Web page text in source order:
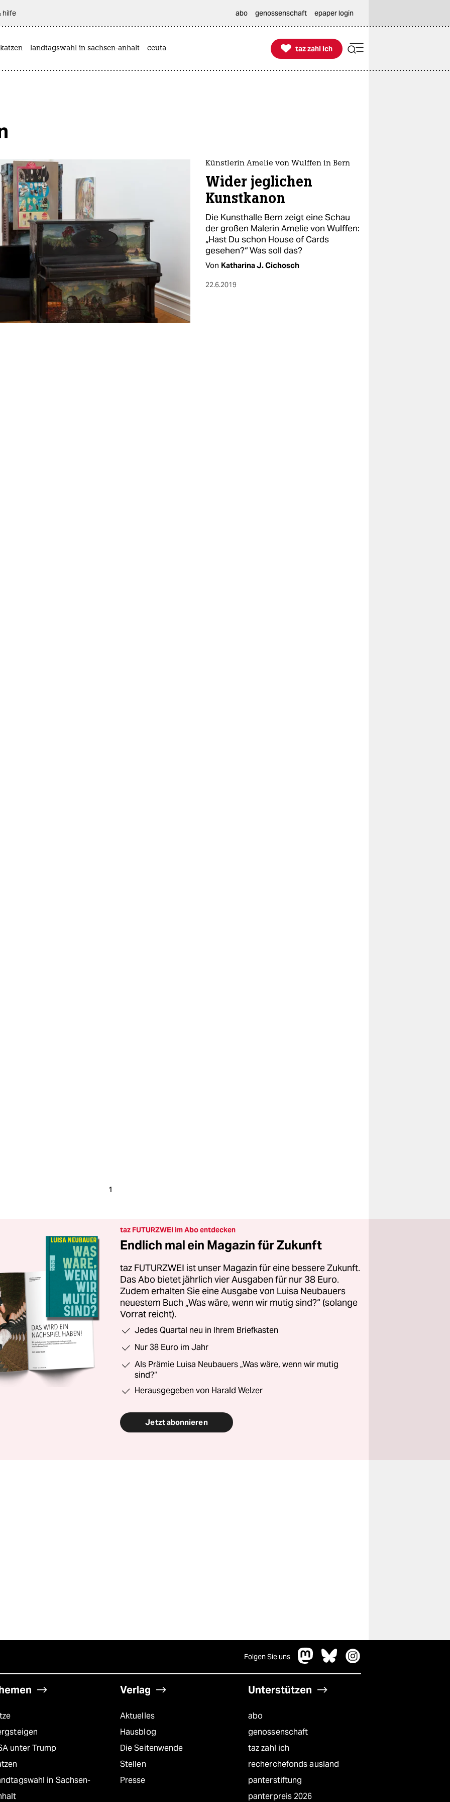
hilfe abo genossenschaft epaper login
katzen landtagswahl in sachsen-anhalt ceuta 
taz zahl ich
taz zahl ich
Künstlerin Amelie von Wulffen in Bern
Wider jeglichen
Kunstkanon
Die Kunsthalle Bern zeigt eine Schau
der großen Malerin Amelie von Wulffen:
„Hast Du schon House of Cards
gesehen?“ Was soll das?
Von Katharina J. Cichosch
22.6.2019
1
taz FUTURZWEI im Abo entdecken
Endlich mal ein Magazin für Zukunft
taz FUTURZWEI ist unser Magazin für eine bessere Zukunft.
Das Abo bietet jährlich vier Ausgaben für nur 38 Euro.
Zudem erhalten Sie eine Ausgabe von Luisa Neubauers
neuestem Buch „Was wäre, wenn wir mutig sind?“ (solange
Vorrat reicht).
Jedes Quartal neu in Ihrem Briefkasten
Nur 38 Euro im Jahr
Als Prämie Luisa Neubauers „Was wäre, wenn wir mutig
sind?“
Herausgegeben von Harald Welzer
Jetzt abonnieren
Folgen Sie uns
unter Trump
in Sachsen-
Verlag
Aktuelles
Hausblog
Die Seitenwende
Stellen
Presse
Unterstützen
abo
genossenschaft
taz zahl ich
recherchefonds ausland
panterstiftung
panterpreis 2026